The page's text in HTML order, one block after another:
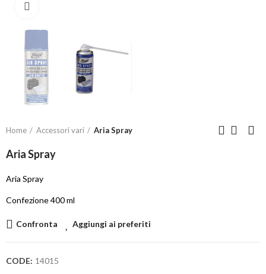
Home Accessori vari Aria Spray
Aria Spray
Aria Spray
Confezione 400 ml
Confronta Aggiungi ai preferiti
CODE: 14015